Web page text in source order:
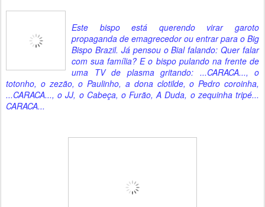
Este bispo está querendo virar garoto
propaganda de emagrecedor ou entrar para o Big
Bispo Brazil. Já pensou o Bial falando: Quer falar
com sua família? E o bispo pulando na frente de
uma TV de plasma gritando: ...CARACA..., o
totonho, o zezão, o Paulinho, a dona clotilde, o Pedro coroinha,
...CARACA..., o JJ, o Cabeça, o Furão, A Duda, o zequinha tripé...
CARACA...